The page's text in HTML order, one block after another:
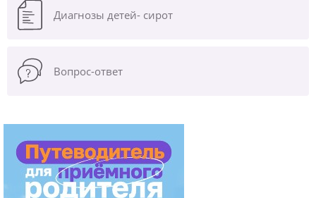
Диагнозы детей- сирот
Вопрос-ответ